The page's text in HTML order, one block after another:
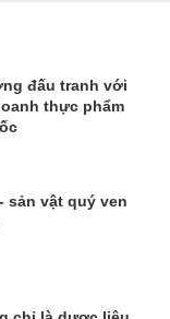
đấu tranh với
thực phẩm
sản vật quý ven